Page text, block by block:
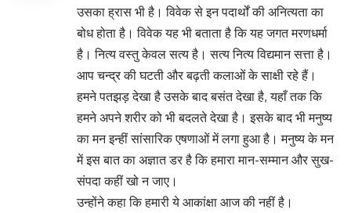
उसका ह्रास भी है। विवेक से इन पदार्थों की अनित्यता का
बोध होता है। विवेक यह भी बताता है कि यह जगत मरणधर्मा
है। नित्य वस्तु केवल सत्य है। सत्य नित्य विद्यमान सत्ता है।
आप चन्द्र की घटती और बढ़ती कलाओं के साक्षी रहे हैं।
हमने पतझड़ देखा है उसके बाद बसंत देखा है, यहाँ तक कि
हमने अपने शरीर को भी बदलते देखा है। इसके बाद भी मनुष्य
का मन इन्हीं सांसारिक एषणाओं में लगा हुआ है। मनुष्य के मन
में इस बात का अज्ञात डर है कि हमारा मान-सम्मान और सुख-
संपदा कहीं खो न जाए।
उन्होंने कहा कि हमारी ये आकांक्षा आज की नहीं है।